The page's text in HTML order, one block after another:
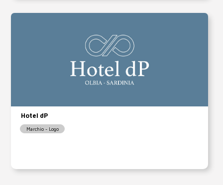
Hotel dP
Marchio - Logo